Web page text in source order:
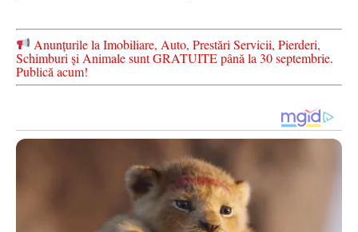
Anunțurile la Imobiliare, Auto, Prestări Servicii, Pierderi,
Schimburi și Animale sunt GRATUITE până la 30 septembrie.
Publică acum!